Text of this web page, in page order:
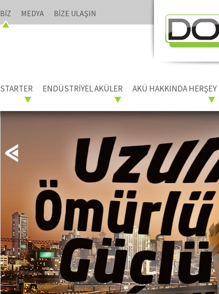
BİZ MEDYA BİZE ULAŞIN
STARTER ENDÜSTRİYEL AKÜLER AKÜ HAKKINDA HERŞEY